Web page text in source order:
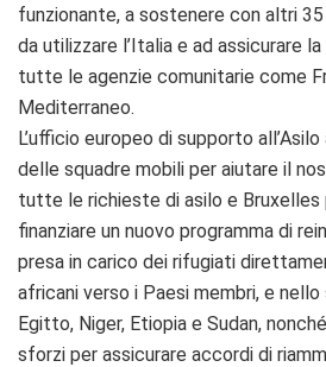
funzionante, a sostenere con altri
da utilizzare l’Italia e ad assicurare
tutte le agenzie comunitarie come
Mediterraneo.
L’ufficio europeo di supporto
delle squadre mobili per aiutare il
tutte le richieste di asilo e
finanziare un nuovo programma di
presa in carico dei rifugiati
africani verso i Paesi membri, e
Egitto, Niger, Etiopia e Sudan,
sforzi per assicurare accordi di